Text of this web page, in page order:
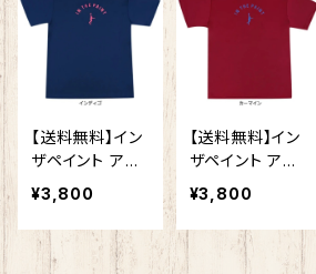
【送料無料】イン
ザペイント アッ
パーアーチロゴ
Tシャツ ITP26
002 半袖 プラ
シャツ ウェア ト
¥3,800
【送料無料】イン
ザペイント アッ
パーアーチロゴ
Tシャツ ITP26
002 半袖 プラ
シャツ ウェア ト
¥3,800